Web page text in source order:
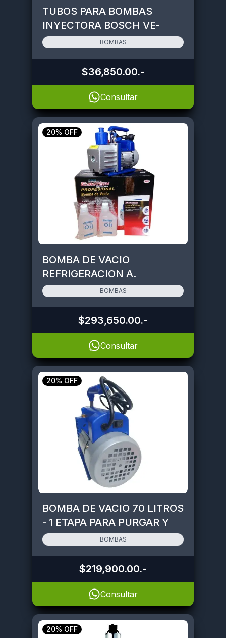
TUBOS PARA BOMBAS
INYECTORA BOSCH VE-
PUMPS
BOMBAS
$36,850.00.-
Consultar
20% OFF
BOMBA DE VACIO
REFRIGERACION A.
ACONDICIONADO 130L
BOMBAS
$293,650.00.-
Consultar
20% OFF
BOMBA DE VACIO 70 LITROS
- 1 ETAPA PARA PURGAR Y
CARGAR AIRES
BOMBAS
$219,900.00.-
Consultar
20% OFF